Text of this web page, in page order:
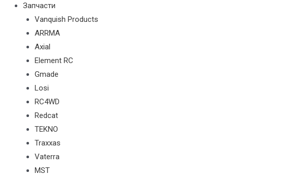
Запчасти
Vanquish Products
ARRMA
Axial
Element RC
Gmade
Losi
RC4WD
Redcat
TEKNO
Traxxas
Vaterra
MST